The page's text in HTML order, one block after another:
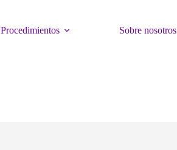
Procedimientos Sobre nosotros